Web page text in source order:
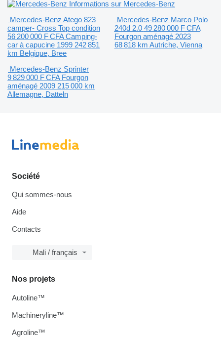
Informations sur Mercedes-Benz
Mercedes-Benz Atego 823
camper- Cross Top condition
56 200 000 F CFA Camping-
car à capucine 1999 242 851
km Belgique, Bree
Mercedes-Benz Marco Polo
240d 2.0 49 280 000 F CFA
Fourgon aménagé 2023
68 818 km Autriche, Vienna
Mercedes-Benz Sprinter
9 829 000 F CFA Fourgon
aménagé 2009 215 000 km
Allemagne, Datteln
Société
Qui sommes-nous
Aide
Contacts
Mali / français
Nos projets
Autoline™
Machineryline™
Agroline™